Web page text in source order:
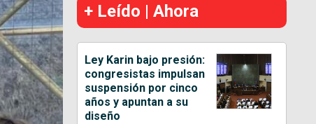
+ Leído | Ahora
Ley Karin bajo presión:
congresistas impulsan
suspensión por cinco
años y apuntan a su
diseño